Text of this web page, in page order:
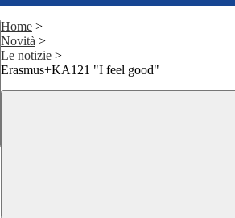
Home >
Novità >
Le notizie >
Erasmus+KA121 "I feel good"